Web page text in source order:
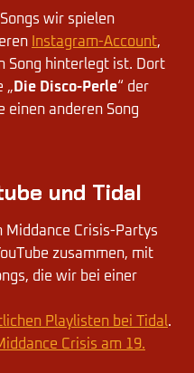
wir spielen
Instagram-Account,
Song hinterlegt ist. Dort
„ Die Disco-Perle“ der
einen anderen Song
und Tidal
Middance Crisis-Partys
zusammen, mit
die wir bei einer
Playlisten bei Tidal.
Crisis am 19.